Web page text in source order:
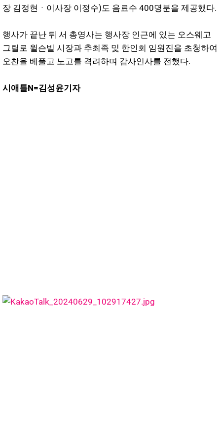
장 김정현ㆍ이사장 이정수)도 음료수 400명분을 제공했다.
행사가 끝난 뒤 서 총영사는 행사장 인근에 있는 오스웨고
그릴로 윌슨빌 시장과 추최족 및 한인회 임원진을 초청하여
오찬을 베풀고 노고를 격려하며 감사인사를 전했다.
시애틀N=김성윤기자